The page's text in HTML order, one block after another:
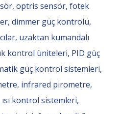
optris sensör, fotek
dimmer güç kontrolü,
uzaktan kumandalı
kontrol üniteleri, PID güç
güç kontrol sistemleri,
infrared pirometre,
ısı kontrol sistemleri,